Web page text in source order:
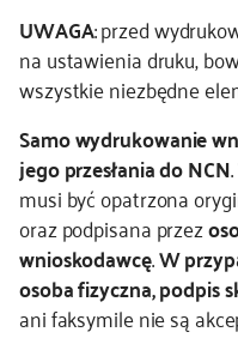
UWAGA: przed
na ustawienia druku,
wszystkie niezbędne
Samo wydrukowanie
jego przesłania do NCN
musi być opatrzona
oraz podpisana przez
wnioskodawcę.W
osoba fizyczna, podpis
ani faksymile nie są